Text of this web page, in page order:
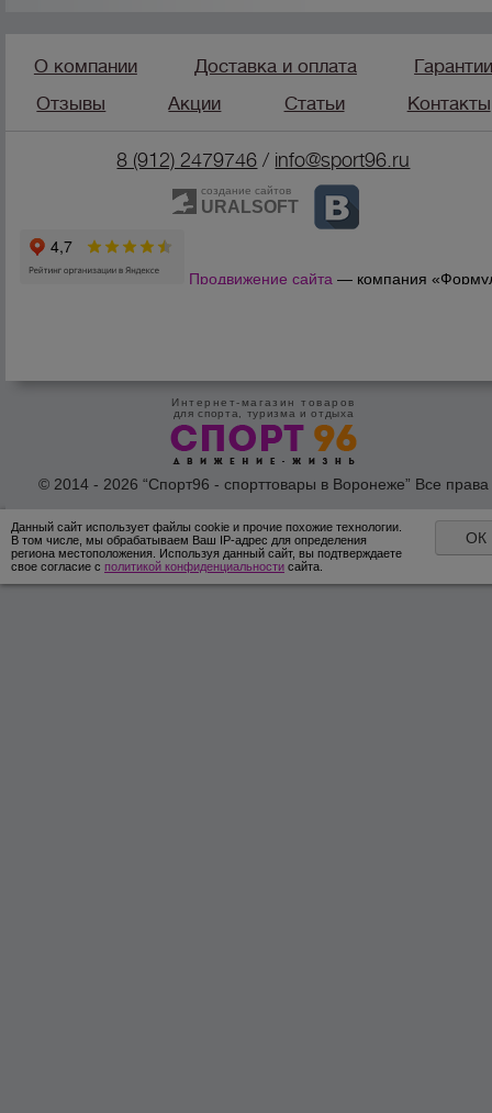
О компании Доставка и оплата
Отзывы
Акции Статьи Контакты
8 (912) 2479746 / info@sport96.ru
создание сайтов
URALSOFT
Продвижение сайта — компания
Интернет-магазин товаров
для спорта, туризма и отдыха
© 2014 - 2026 “Спорт96 - спорттовары в Воронеже” Все права
Данный сайт использует файлы cookie и прочие похожие технологии.
В том числе, мы обрабатываем Ваш IP-адрес для определения
региона местоположения. Используя данный сайт, вы подтверждаете
свое согласие с политикой конфиденциальности сайта.
ОК